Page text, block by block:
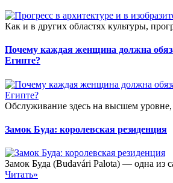
Как и в других областях культуры,
Почему каждая женщина должна
Египте?
Обслуживание здесь на высшем
Замок Буда: королевская резиденция
Замок Буда (Budavári Palota) — одна из
Читать»